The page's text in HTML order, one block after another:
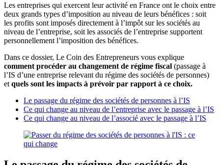
Les entreprises qui exercent leur activité en France ont le choix entre
deux grands types d’imposition au niveau de leurs bénéfices : soit
les profits sont imposés directement à l’impôt sur les sociétés au
niveau de l’entreprise, soit les associés de l’entreprise supportent
personnellement l’imposition des bénéfices.
Dans ce dossier, Le Coin des Entrepreneurs vous explique
comment procéder au changement de régime fiscal (passage à
l’IS d’une entreprise relevant du régime des sociétés de personnes)
et quels sont les impacts à prévoir par rapport à ce choix.
Le passage du régime des sociétés de personnes à l’IS
Ce qui change au niveau de l’entreprise avec le passage à l’IS
Ce qui change au niveau de l’associé avec le passage à l’IS